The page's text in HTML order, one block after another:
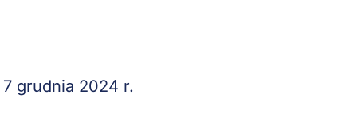
7 grudnia 2024 r.